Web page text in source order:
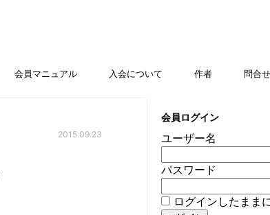
会員マニュアル 入会について 作者 問合せ
2015.09.23
会員ログイン
ユーザー名
パスワード
ログインしたまま